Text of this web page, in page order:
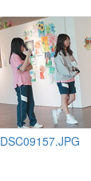
DSC09157.JPG